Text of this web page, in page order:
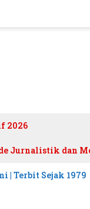
2026
Jurnalistik dan
| Terbit Sejak 1979